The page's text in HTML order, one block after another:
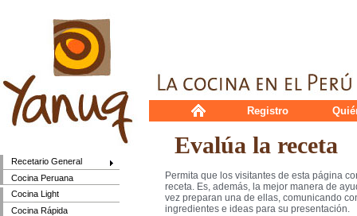
Recetario General
Cocina Peruana
Cocina Light
Cocina Rápida
Registro
Evalúa la receta
Permita que los visitantes de esta página
receta. Es, además, la mejor manera de
vez preparan una de ellas, comunicando
ingredientes e ideas para su presentación.